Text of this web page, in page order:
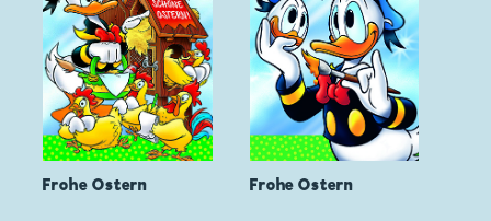
Frohe Ostern Frohe Ostern